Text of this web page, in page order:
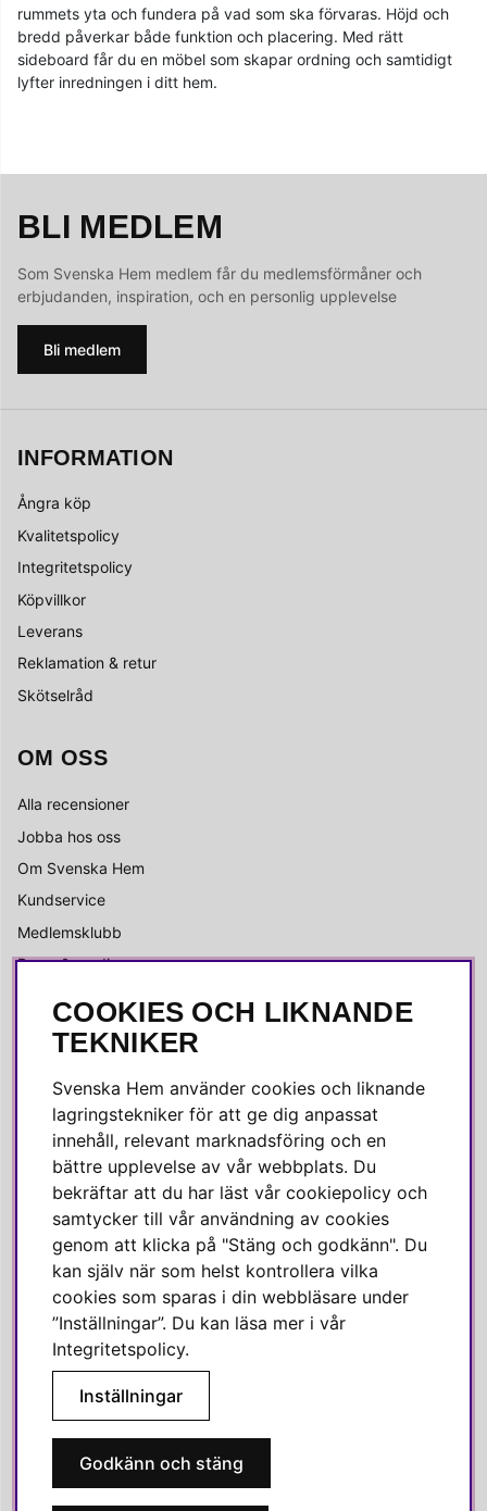
rummets yta och fundera på vad som ska förvaras. Höjd och
bredd påverkar både funktion och placering. Med rätt
sideboard får du en möbel som skapar ordning och samtidigt
lyfter inredningen i ditt hem.
BLI MEDLEM
Som Svenska Hem medlem får du medlemsförmåner och
erbjudanden, inspiration, och en personlig upplevelse
Bli medlem
INFORMATION
Ångra köp
Kvalitetspolicy
Integritetspolicy
Köpvillkor
Leverans
Reklamation & retur
Skötselråd
OM OSS
Alla recensioner
Jobba hos oss
Om Svenska Hem
Kundservice
Medlemsklubb
Press & media
SOCIALA MEDIER
Instagram
Linkedin
Pinterest
SVENSKA HEM
Varmt välkommen till Svenska Hem!
Vi värdesätter våra kunder högt och finns här för att hjälpa dig
om du har några frågor eller vill ha inspiration.
010-35 00 610
Våra butiker
COOKIES OCH LIKNANDE
TEKNIKER
Svenska Hem använder cookies och liknande
lagringstekniker för att ge dig anpassat
innehåll, relevant marknadsföring och en
bättre upplevelse av vår webbplats. Du
bekräftar att du har läst vår cookiepolicy och
samtycker till vår användning av cookies
genom att klicka på "Stäng och godkänn". Du
kan själv när som helst kontrollera vilka
cookies som sparas i din webbläsare under
”Inställningar”. Du kan läsa mer i vår
Integritetspolicy.
Inställningar
Godkänn och stäng